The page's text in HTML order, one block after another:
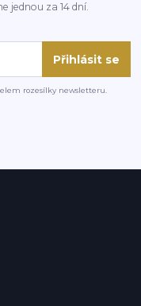
jednou za 14 dní.
Přihlásit se
rozesílky newsletteru.